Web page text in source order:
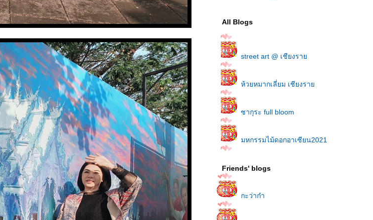
All Blogs
street art @ เชียงรา
ห้วยหมากเลี่ยม เชียงรา
ซากุระ full bloom
มหกรรมไม้ดอกอาเซียน2021
งานชมไฟ ที่สิงห์ปาร์ค
ดอยช้าง ต้องมาสักครั้ง
Friends' blogs
กะว่าก๋า